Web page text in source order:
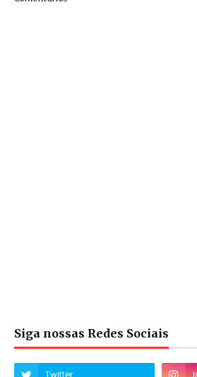
Siga nossas Redes Sociais